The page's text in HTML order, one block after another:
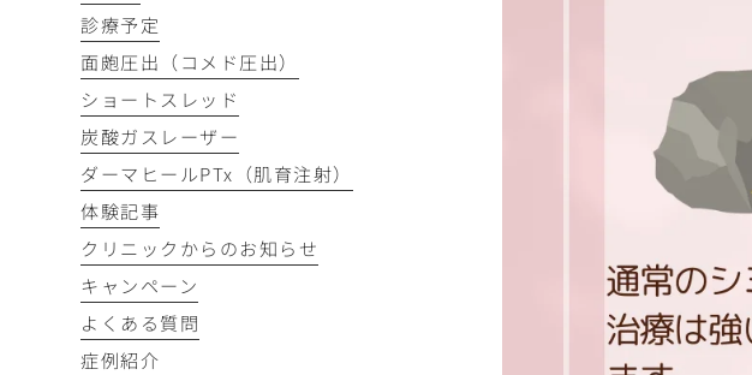
診療予定
面皰圧出（コメド圧出）
ショートスレッド
炭酸ガスレーザー
ダーマヒールPTx（肌育注射）
体験記事
クリニックからのお知らせ
キャンペーン
よくある質問
症例紹介